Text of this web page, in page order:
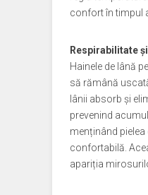
confort în timpul
Respirabilitate
Hainele de lână
să rămână
lânii absorb și
prevenind
menținând
confortabilă.
apariția